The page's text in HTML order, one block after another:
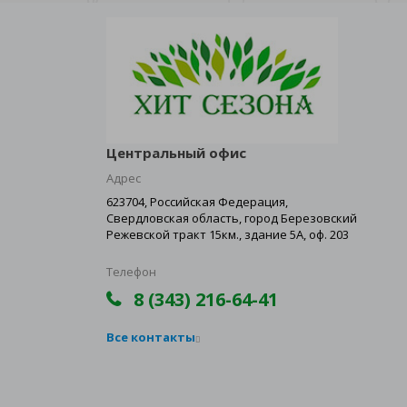
Центральный офис
Адрес
623704, Российская Федерация,
Свердловская область, город Березовский
Режевской тракт 15км., здание 5А, оф. 203
Телефон
8 (343) 216-64-41
Все контакты